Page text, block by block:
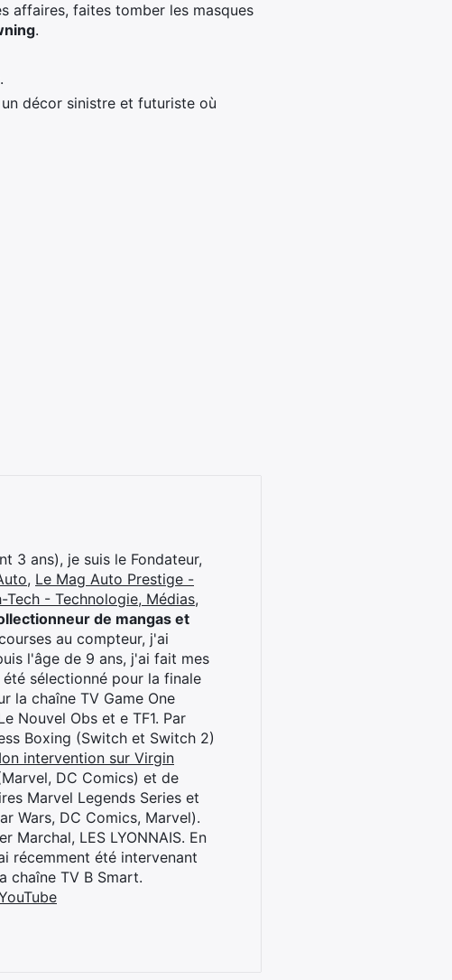
affaires, faites tomber les masques
.
.
décor sinistre et futuriste où
3 ans), je suis le Fondateur,
, Le Mag Auto Prestige -
Tech - Technologie, Médias,
de mangas et
au compteur, j'ai
l'âge de 9 ans, j'ai fait mes
sélectionné pour la finale
la chaîne TV Game One
Nouvel Obs et e TF1. Par
Boxing (Switch et Switch 2)
intervention sur Virgin
DC Comics) et de
Marvel Legends Series et
Wars, DC Comics, Marvel).
Marchal, LES LYONNAIS. En
récemment été intervenant
chaîne TV B Smart.